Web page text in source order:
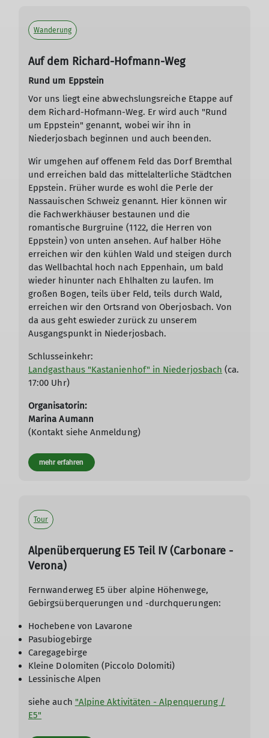
Wanderung
Auf dem Richard-Hofmann-Weg
Rund um Eppstein
Vor uns liegt eine abwechslungsreiche Etappe auf
dem Richard-Hofmann-Weg. Er wird auch "Rund
um Eppstein" genannt, wobei wir ihn in
Niederjosbach beginnen und auch beenden.
Wir umgehen auf offenem Feld das Dorf Bremthal
und erreichen bald das mittelalterliche Städtchen
Eppstein. Früher wurde es wohl die Perle der
Nassauischen Schweiz genannt. Hier können wir
die Fachwerkhäuser bestaunen und die
romantische Burgruine (1122, die Herren von
Eppstein) von unten ansehen. Auf halber Höhe
erreichen wir den kühlen Wald und steigen durch
das Wellbachtal hoch nach Eppenhain, um bald
wieder hinunter nach Ehlhalten zu laufen. Im
großen Bogen, teils über Feld, teils durch Wald,
erreichen wir den Ortsrand von Oberjosbach. Von
da aus geht eswieder zurück zu unserem
Ausgangspunkt in Niederjosbach.
Schlusseinkehr:
Landgasthaus "Kastanienhof" in Niederjosbach (ca.
17:00 Uhr)
Organisatorin:
Marina Aumann
(Kontakt siehe Anmeldung)
mehr erfahren
Tour
Alpenüberquerung E5 Teil IV (Carbonare -
Verona)
Fernwanderweg E5 über alpine Höhenwege,
Gebirgsüberquerungen und -durchquerungen:
Hochebene von Lavarone
Pasubiogebirge
Caregagebirge
Kleine Dolomiten (Piccolo Dolomiti)
Lessinische Alpen
siehe auch "Alpine Aktivitäten - Alpenquerung /
E5"